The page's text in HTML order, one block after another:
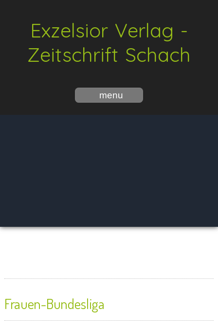
Exzelsior Verlag -
Zeitschrift Schach
menu
Frauen-Bundesliga